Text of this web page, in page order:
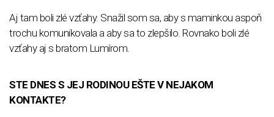
Aj tam boli zlé vzťahy. Snažil som sa, aby s maminkou aspoň
trochu komunikovala a aby sa to zlepšilo. Rovnako boli zlé
vzťahy aj s bratom Lumírom.
STE DNES S JEJ RODINOU EŠTE V NEJAKOM
KONTAKTE?